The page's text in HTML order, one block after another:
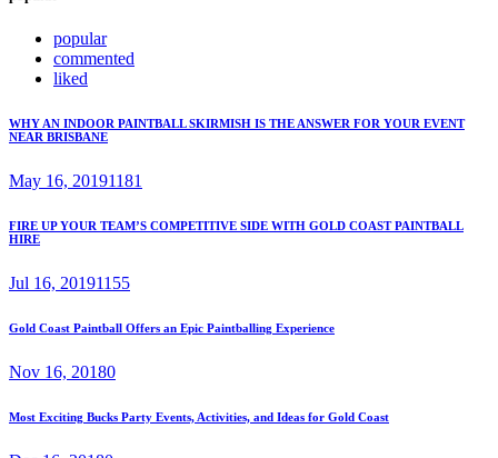
popular
commented
liked
WHY AN INDOOR PAINTBALL SKIRMISH IS THE ANSWER FOR YOUR EVENT
NEAR BRISBANE
May 16, 20191181
FIRE UP YOUR TEAM’S COMPETITIVE SIDE WITH GOLD COAST PAINTBALL
HIRE
Jul 16, 20191155
Gold Coast Paintball Offers an Epic Paintballing Experience
Nov 16, 20180
Most Exciting Bucks Party Events, Activities, and Ideas for Gold Coast